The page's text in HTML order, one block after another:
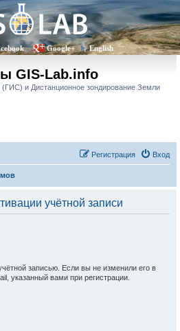
Google+ English
GIS-Lab.info
и Дистанционное зондирование Земли
Вход
Регистрация
учётной записи
записью. Если вы не изменили его в
указанный вами при регистрации.